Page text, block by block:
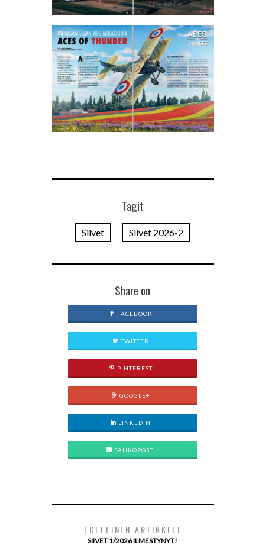
Tagit
Siivet Siivet 2026-2
Share on
FACEBOOK
TWITTER
PINTEREST
GOOGLE+
LINKEDIN
SÄHKÖPOSTI
EDELLINEN ARTIKKELI
SIIVET 1/2026 ILMESTYNYT!